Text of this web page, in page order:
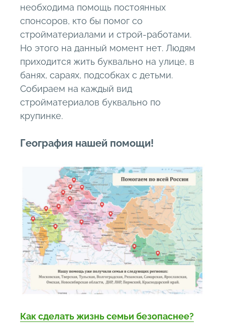
необходима помощь постоянных
спонсоров, кто бы помог со
стройматериалами и строй-работами.
Но этого на данный момент нет. Людям
приходится жить буквально на улице, в
банях, сараях, подсобках с детьми.
Собираем на каждый вид
стройматериалов буквально по
крупинке.
География нашей помощи!
Как сделать жизнь семьи безопаснее?